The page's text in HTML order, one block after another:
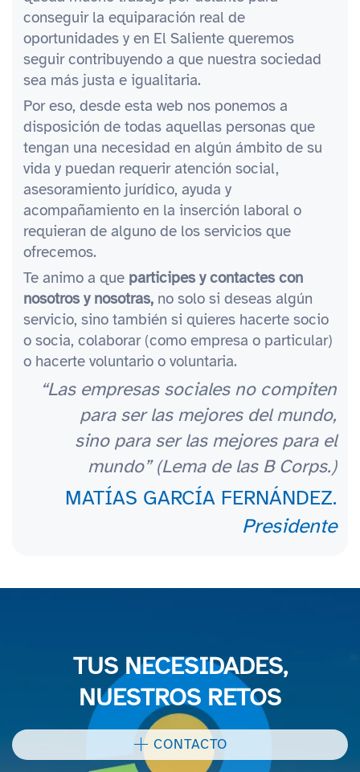
conseguir la equiparación real de
oportunidades y en El Saliente queremos
seguir contribuyendo a que nuestra sociedad
sea más justa e igualitaria.
Por eso, desde esta web nos ponemos a
disposición de todas aquellas personas que
tengan una necesidad en algún ámbito de su
vida y puedan requerir atención social,
asesoramiento jurídico, ayuda y
acompañamiento en la inserción laboral o
requieran de alguno de los servicios que
ofrecemos.
Te animo a que participes y contactes con
nosotros y nosotras, no solo si deseas algún
servicio, sino también si quieres hacerte socio
o socia, colaborar (como empresa o particular)
o hacerte voluntario o voluntaria.
“Las empresas sociales no compiten
para ser las mejores del mundo,
sino para ser las mejores para el
mundo” (Lema de las B Corps.)
MATÍAS GARCÍA FERNÁNDEZ.
Presidente
TUS NECESIDADES,
NUESTROS RETOS
CONTACTO